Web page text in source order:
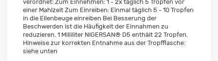
verordnet: Zum Einnehmen: 1 - 2x täglich 5 Tropfen vor
einer Mahlzeit Zum Einreiben: Einmal täglich 5 - 10 Tropfen
in die Ellenbeuge einreiben Bei Besserung der
Beschwerden ist die Häufigkeit der Einnahmen zu
reduzieren. 1 Milliliter NIGERSAN® D5 enthält 22 Tropfen.
Hinweise zur korrekten Entnahme aus der Tropfflasche:
siehe unten